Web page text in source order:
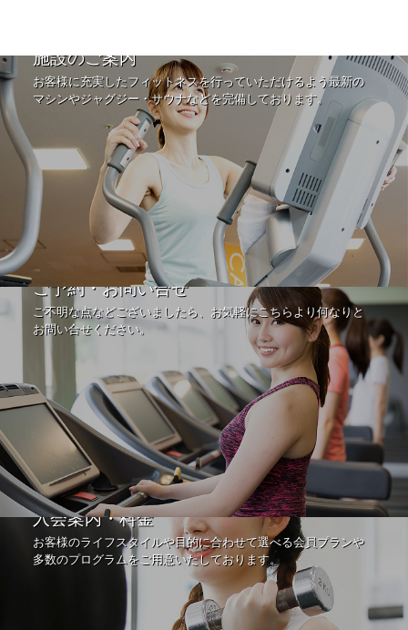
施設のご案内
お客様に充実したフィットネスを行っていただけるよう最新の
マシンやジャグジー・サウナなどを完備しております。
ご予約・お問い合せ
ご不明な点などございましたら、お気軽にこちらより何なりと
お問い合せください。
入会案内・料金
お客様のライフスタイルや目的に合わせて選べる会員プランや
多数のプログラムをご用意いたしております。